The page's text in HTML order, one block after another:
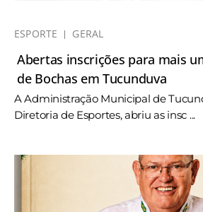
ESPORTE GERAL
Abertas inscrições para mais
de Bochas em Tucunduva
A Administração Municipal de
Diretoria de Esportes, abriu as insc ...